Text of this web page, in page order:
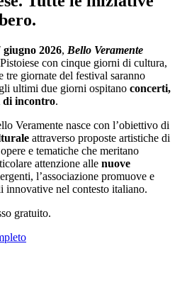
giugno 2026, Bello Veramente
con cinque giorni di cultura,
tre giornate del festival saranno
ultimi due giorni ospitano concerti,
di incontro.
Veramente nasce con l’obiettivo di
attraverso proposte artistiche di
e tematiche che meritano
attenzione alle nuove
l’associazione promuove e
innovative nel contesto italiano.
gratuito.